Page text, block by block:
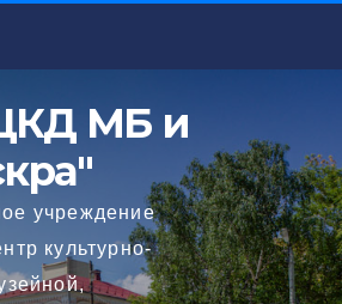
МБ и
учреждение
культурно-